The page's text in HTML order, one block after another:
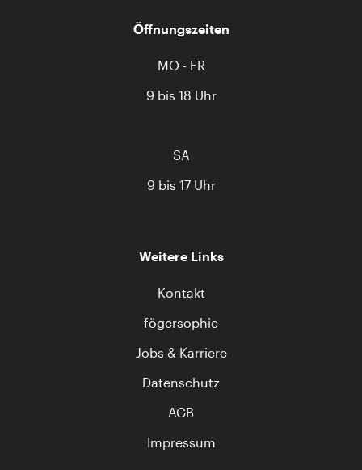
Öffnungszeiten
MO - FR
9 bis 18 Uhr
SA
9 bis 17 Uhr
Weitere Links
Kontakt
fögersophie
Jobs & Karriere
Datenschutz
AGB
Impressum